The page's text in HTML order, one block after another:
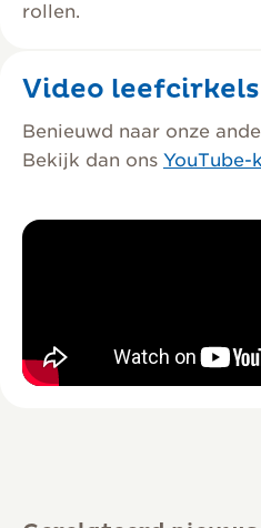
rollen.
Video
Benieuwd naar onze
Bekijk dan ons YouTube-